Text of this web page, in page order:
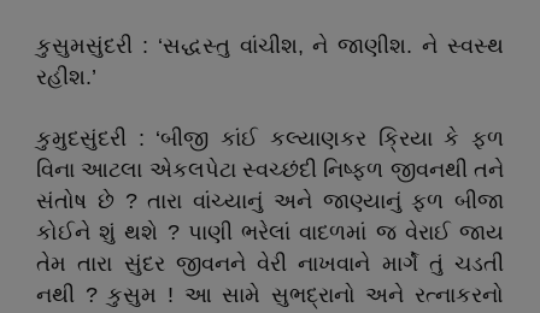
કુસુમસુંદરી : ‘સદ્ધસ્તુ વાંચીશ, ને જાણીશ. ને સ્વસ્થ
રહીશ.’
કુમુદસુંદરી : ‘બીજી કાંઈ કલ્યાણકર ક્રિયા કે ફળ
વિના આટલા એકલપેટા સ્વચ્છંદી નિષ્ફળ જીવનથી તને
સંતોષ છે ? તારા વાંચ્યાનું અને જાણ્યાનું ફળ બીજા
કોઈને શું થશે ? પાણી ભરેલાં વાદળમાં જ વેરાઈ જાય
તેમ તારા સુંદર જીવનને વેરી નાખવાને માર્ગે તું ચડતી
નથી ? કુસુમ ! આ સામે સુભદ્રાનો અને રત્નાકરનો